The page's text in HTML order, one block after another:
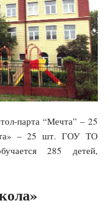
парта “Мечта” – 25
– 25 шт. ГОУ ТО
285 детей,